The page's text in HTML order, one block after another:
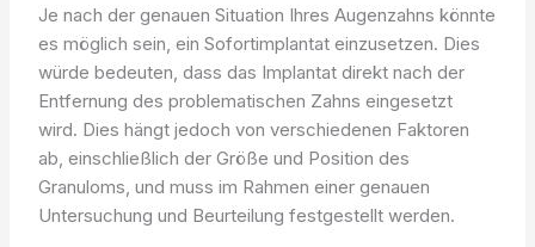
Je nach der genauen Situation Ihres Augenzahns könnte
es möglich sein, ein Sofortimplantat einzusetzen. Dies
würde bedeuten, dass das Implantat direkt nach der
Entfernung des problematischen Zahns eingesetzt
wird. Dies hängt jedoch von verschiedenen Faktoren
ab, einschließlich der Größe und Position des
Granuloms, und muss im Rahmen einer genauen
Untersuchung und Beurteilung festgestellt werden.